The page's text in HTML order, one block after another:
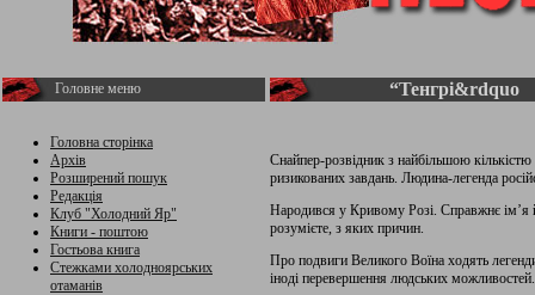
Головне меню
Головна сторінка
Архів
Розширений пошук
Редакція
Клуб "Холодний Яр"
Книги - поштою
Гостьова книга
Стежками холодноярських
отаманів
“Тенгрі&rdquo
Снайпер-розвідник з найбільшою
ризикованих завдань. Людина-легенда
Народився у Кривому Розі. Справжнє
розумієте, з яких причин.
Про подвиги Великого Воїна ходять
іноді перевершення людських